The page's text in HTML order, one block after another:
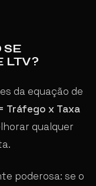
SE
LTV?
da equação de
Tráfego x Taxa
qualquer
poderosa: se o